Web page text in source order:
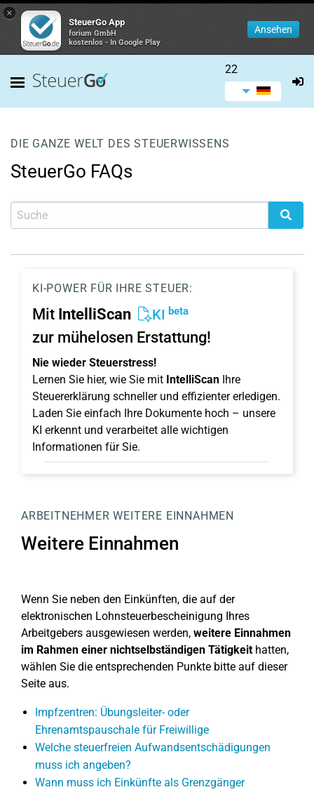
×
SteuerGo App
forium GmbH
kostenlos - In Google Play
Ansehen
22
DIE GANZE WELT DES STEUERWISSENS
SteuerGo FAQs
KI-POWER FÜR IHRE STEUER:
Mit IntelliScan KI beta
zur mühelosen Erstattung!
Nie wieder Steuerstress!
Lernen Sie hier, wie Sie mit IntelliScan Ihre
Steuererklärung schneller und effizienter erledigen.
Laden Sie einfach Ihre Dokumente hoch – unsere
KI erkennt und verarbeitet alle wichtigen
Informationen für Sie.
ARBEITNEHMER WEITERE EINNAHMEN
Weitere Einnahmen
Wenn Sie neben den Einkünften, die auf der
elektronischen Lohnsteuerbescheinigung Ihres
Arbeitgebers ausgewiesen werden, weitere Einnahmen
im Rahmen einer nichtselbständigen Tätigkeithatten,
wählen Sie die entsprechenden Punkte bitte auf dieser
Seite aus.
Impfzentren: Übungsleiter- oder
Ehrenamtspauschale für Freiwillige
Welche steuerfreien Aufwandsentschädigungen
muss ich angeben?
Wann muss ich Einkünfte als Grenzgänger